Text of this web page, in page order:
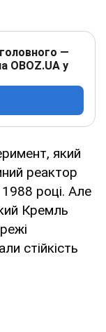
—
OBOZ.UA у
який
реактор
році. Але
Кремль
стійкість